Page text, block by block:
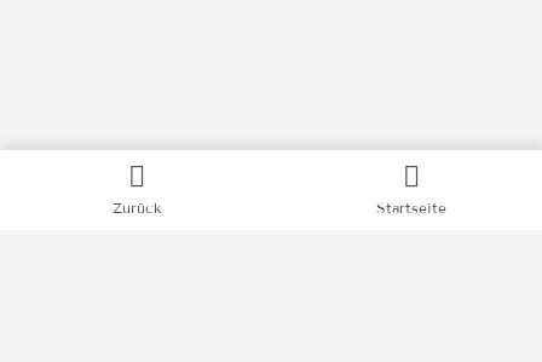
Zurück Startseite